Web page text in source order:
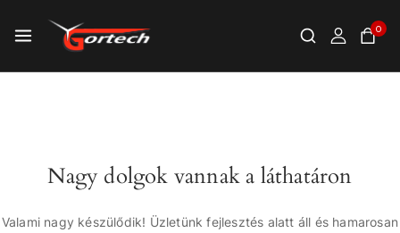
0
Nagy dolgok vannak a láthatáron
Valami nagy készülődik! Üzletünk fejlesztés alatt áll és hamarosan